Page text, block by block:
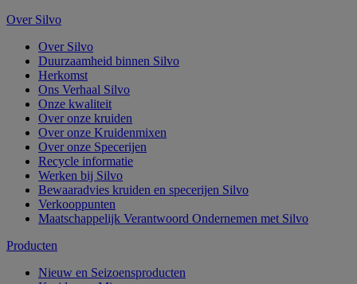
Over Silvo
Over Silvo
Duurzaamheid binnen Silvo
Herkomst
Ons Verhaal Silvo
Onze kwaliteit
Over onze kruiden
Over onze Kruidenmixen
Over onze Specerijen
Recycle informatie
Werken bij Silvo
Bewaaradvies kruiden en specerijen Silvo
Verkooppunten
Maatschappelijk Verantwoord Ondernemen met Silvo
Producten
Nieuw en Seizoensproducten